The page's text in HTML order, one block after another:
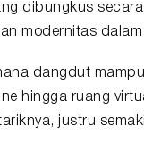
dibungkus
modernitas
dangdut
hingga ruang
justru